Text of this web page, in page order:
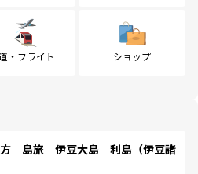
・フライト ショップ
島旅 伊豆大島 利島（伊豆諸